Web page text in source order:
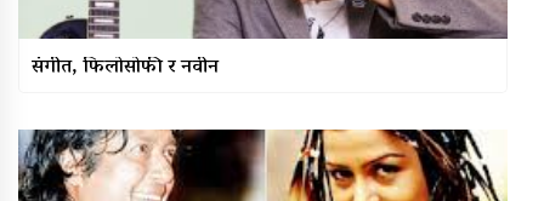
संगीत, फिलोसोफी र नवीन